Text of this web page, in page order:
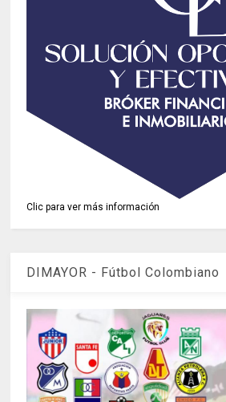
Clic para ver más información
DIMAYOR - Fútbol Colombiano